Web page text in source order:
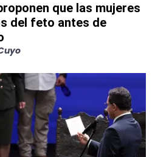
que las mujeres
del feto antes de